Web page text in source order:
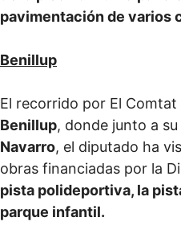
pavimentación de varios
Benillup
El recorrido por El
Benillup, donde junto a su
Navarro, el diputado ha
obras financiadas por la
pista polideportiva, la
parque infantil.